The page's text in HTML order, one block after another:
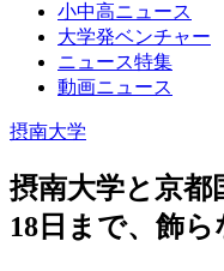
小中高ニュース
大学発ベンチャー
ニュース特集
動画ニュース
摂南大学
摂南大学と京都
18日まで、飾